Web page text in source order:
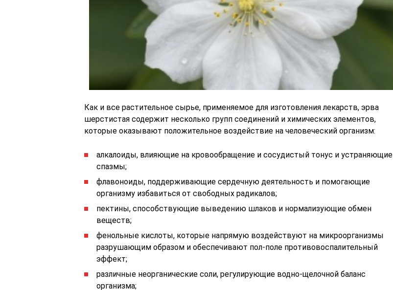
Как и все растительное сырье, применяемое для изготовления лекарств, эрва
шерстистая содержит несколько групп соединений и химических элементов,
которые оказывают положительное воздействие на человеческий организм:
алкалоиды, влияющие на кровообращение и сосудистый тонус и устраняющие
спазмы;
флавоноиды, поддерживающие сердечную деятельность и помогающие
организму избавиться от свободных радикалов;
пектины, способствующие выведению шлаков и нормализующие обмен
веществ;
фенольные кислоты, которые напрямую воздействуют на микроорганизмы
разрушающим образом и обеспечивают пол-поле противовоспалительный
эффект;
различные неорганические соли, регулирующие водно-щелочной баланс
организма;